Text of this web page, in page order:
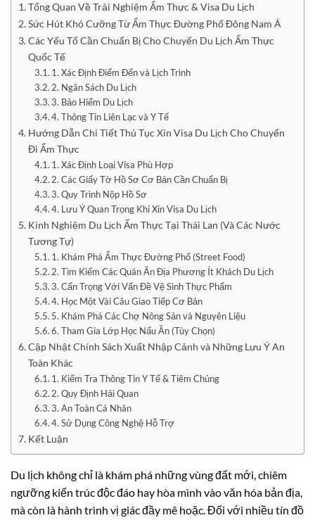
Tổng Quan Về Trải Nghiệm Ẩm Thực & Visa Du Lịch
Sức Hút Khó Cưỡng Từ Ẩm Thực Đường Phố Đông Nam Á
Các Yếu Tố Cần Chuẩn Bị Cho Chuyến Du Lịch Ẩm Thực
Quốc Tế
1. Xác Định Điểm Đến và Lịch Trình
2. Ngân Sách Du Lịch
3. Bảo Hiểm Du Lịch
4. Thông Tin Liên Lạc và Y Tế
Hướng Dẫn Chi Tiết Thủ Tục Xin Visa Du Lịch Cho Chuyến
Đi Ẩm Thực
1. Xác Định Loại Visa Phù Hợp
2. Các Giấy Tờ Hồ Sơ Cơ Bản Cần Chuẩn Bị
3. Quy Trình Nộp Hồ Sơ
4. Lưu Ý Quan Trọng Khi Xin Visa Du Lịch
Kinh Nghiệm Du Lịch Ẩm Thực Tại Thái Lan (Và Các Nước
Tương Tự)
1. Khám Phá Ẩm Thực Đường Phố (Street Food)
2. Tìm Kiếm Các Quán Ăn Địa Phương Ít Khách Du Lịch
3. Cẩn Trọng Với Vấn Đề Vệ Sinh Thực Phẩm
4. Học Một Vài Câu Giao Tiếp Cơ Bản
5. Khám Phá Các Chợ Nông Sản và Nguyên Liệu
6. Tham Gia Lớp Học Nấu Ăn (Tùy Chọn)
Cập Nhật Chính Sách Xuất Nhập Cảnh và Những Lưu Ý An
Toàn Khác
1. Kiểm Tra Thông Tin Y Tế & Tiêm Chủng
2. Quy Định Hải Quan
3. An Toàn Cá Nhân
4. Sử Dụng Công Nghệ Hỗ Trợ
Kết Luận
Du lịch không chỉ là khám phá những vùng đất mới, chiêm
ngưỡng kiến trúc độc đáo hay hòa mình vào văn hóa bản địa,
mà còn là hành trình vị giác đầy mê hoặc. Đối với nhiều tín đồ